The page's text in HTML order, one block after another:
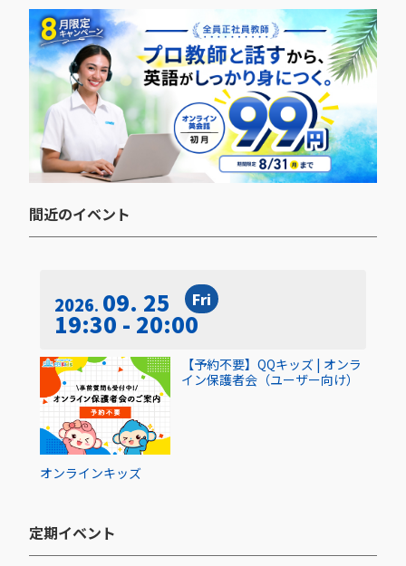
間近のイベント​
2026 09. 25 Fri
19:30 - 20:00
オンラインキッズ
【予約不要】QQキッズ | オンラ
イン保護者会（ユーザー向け）
定期イベント​